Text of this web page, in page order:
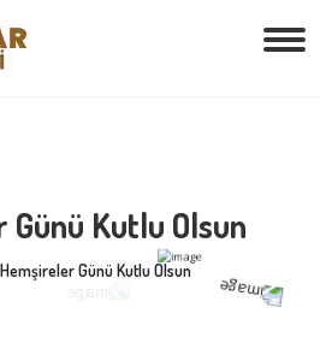
Kutlu Olsun
Hemşireler Günü Kutlu Olsun